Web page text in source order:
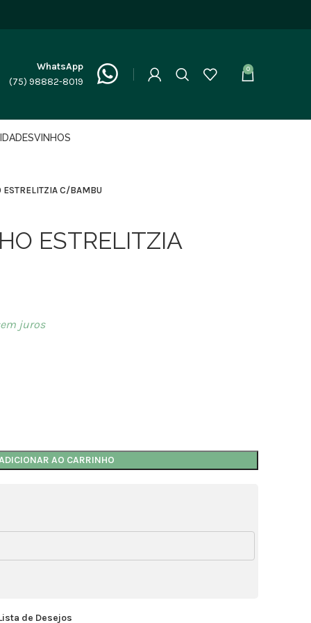
WhatsApp
(75) 98882-8019
0
VINHOS
ESTRELITZIA C/BAMBU
ESTRELITZIA
juros
AO CARRINHO
de Desejos